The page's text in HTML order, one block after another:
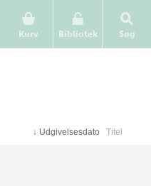
Kurv
Bibliotek Søg
↓ Udgivelsesdato Titel